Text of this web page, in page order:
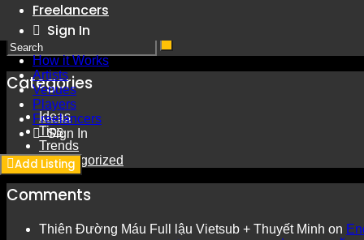
Freelancers
Sign In
How it Works
Artists
Venues
Players
Freelancers
Sign In
Add Listing
Sorry, but nothing matched your search terms. Please try
Categories
Ideas
Tips
Trends
Uncategorized
Comments
Thiên Đường Máu Full lậu Vietsub + Thuyết Minh on